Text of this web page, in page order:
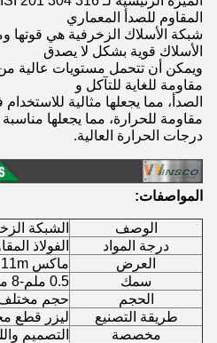
المقاوم للصدأ المعماري
شبكة الأسلاك الزخرفية هي قوتها
الأسلاك قوية بشكل لا يصدق
ويمكن أن تتحمل مستويات عالية من
مقاومة للغاية للتآكل و
الصدأ، مما يجعلها مثالية
مقاومة للحرارة، مما يجعلها
درجات الحرارة العالية.
المواصفات:
الوصف
الشبكة
درجة المواد
الفولاذ المقاوم
العرض
ماكس 11m
سمك
0.5 ملم-8 ملم
الحجم
حجم مختلف
طريقة التصنيع
ليزر قطع
مخصصة
التصميم